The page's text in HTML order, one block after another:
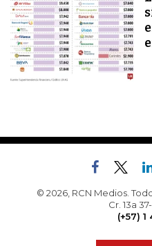
© 2026, RCN Medios.
Cr. 13a
(+57)